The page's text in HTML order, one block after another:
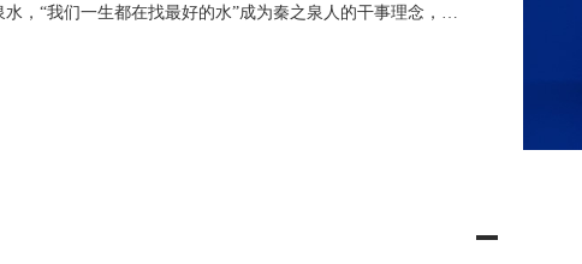
水，“我们一生都在找最好的水”成为秦之泉人的干事理念，让
后，年产值可达3亿元；项目全部建成投产后，年产值可达6亿